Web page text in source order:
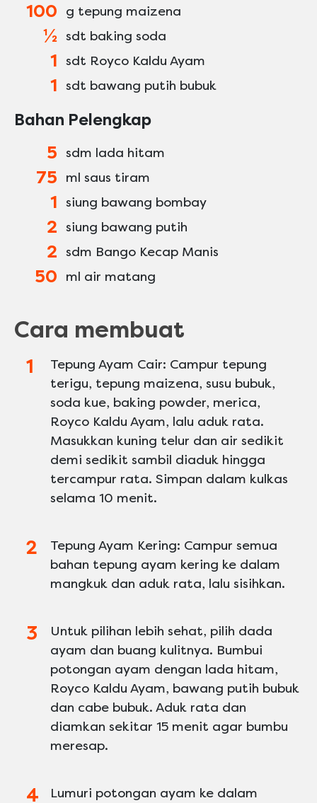
100 g tepung maizena
½ sdt baking soda
1 sdt Royco Kaldu Ayam
1 sdt bawang putih bubuk
Bahan Pelengkap
5 sdm lada hitam
75 ml saus tiram
1 siung bawang bombay
2 siung bawang putih
2 sdm Bango Kecap Manis
50 ml air matang
Cara membuat
Tepung Ayam Cair: Campur tepung
terigu, tepung maizena, susu bubuk,
soda kue, baking powder, merica,
Royco Kaldu Ayam, lalu aduk rata.
Masukkan kuning telur dan air sedikit
demi sedikit sambil diaduk hingga
tercampur rata. Simpan dalam kulkas
selama 10 menit.
Tepung Ayam Kering: Campur semua
bahan tepung ayam kering ke dalam
mangkuk dan aduk rata, lalu sisihkan.
Untuk pilihan lebih sehat, pilih dada
ayam dan buang kulitnya. Bumbui
potongan ayam dengan lada hitam,
Royco Kaldu Ayam, bawang putih bubuk
dan cabe bubuk. Aduk rata dan
diamkan sekitar 15 menit agar bumbu
meresap.
Lumuri potongan ayam ke dalam